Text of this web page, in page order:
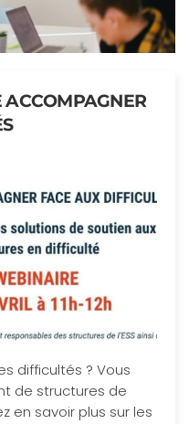
ACCOMPAGNER
difficultés ? Vous
de structures de
en savoir plus sur les